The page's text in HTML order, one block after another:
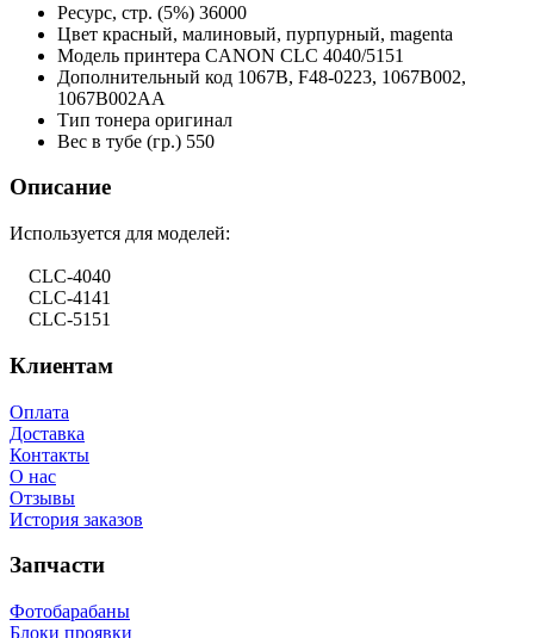
Ресурс, стр. (5%) 36000
Цвет красный, малиновый, пурпурный, magenta
Модель принтера CANON CLC 4040/5151
Дополнительный код 1067B, F48-0223, 1067B002,
1067B002AA
Тип тонера оригинал
Вес в тубе (гр.) 550
Описание
Используется для моделей:
CLC-4040
CLC-4141
CLC-5151
Клиентам
Оплата
Доставка
Контакты
О нас
Отзывы
История заказов
Запчасти
Фотобарабаны
Блоки проявки